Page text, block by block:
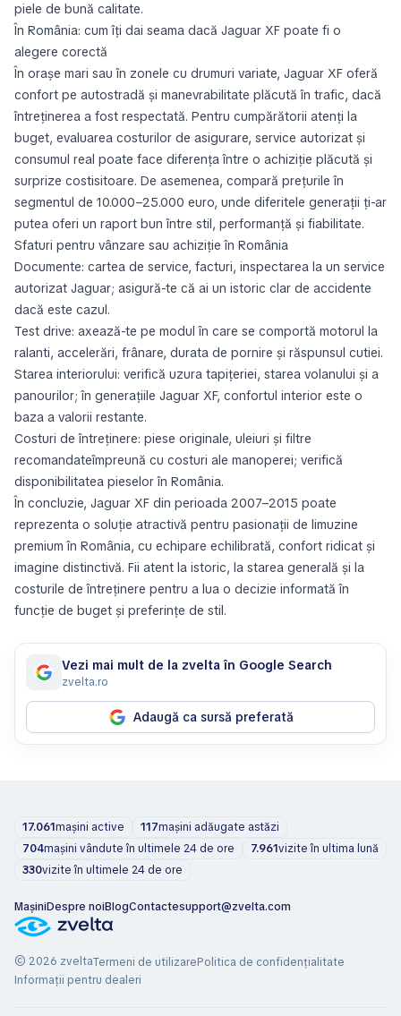
piele de bună calitate.
În România: cum îți dai seama dacă Jaguar XF poate fi o
alegere corectă
În orașe mari sau în zonele cu drumuri variate, Jaguar XF oferă
confort pe autostradă și manevrabilitate plăcută în trafic, dacă
întreținerea a fost respectată. Pentru cumpărătorii atenți la
buget, evaluarea costurilor de asigurare, service autorizat și
consumul real poate face diferența între o achiziție plăcută și
surprize costisitoare. De asemenea, compară prețurile în
segmentul de 10.000–25.000 euro, unde diferitele generații ți-ar
putea oferi un raport bun între stil, performanță și fiabilitate.
Sfaturi pentru vânzare sau achiziție în România
Documente: cartea de service, facturi, inspectarea la un service
autorizat Jaguar; asigură-te că ai un istoric clar de accidente
dacă este cazul.
Test drive: axează-te pe modul în care se comportă motorul la
ralanti, accelerări, frânare, durata de pornire și răspunsul cutiei.
Starea interiorului: verifică uzura tapițeriei, starea volanului și a
panourilor; în generațiile Jaguar XF, confortul interior este o
baza a valorii restante.
Costuri de întreținere: piese originale, uleiuri și filtre
recomandateîmpreună cu costuri ale manoperei; verifică
disponibilitatea pieselor în România.
În concluzie, Jaguar XF din perioada 2007–2015 poate
reprezenta o soluție atractivă pentru pasionații de limuzine
premium în România, cu echipare echilibrată, confort ridicat și
imagine distinctivă. Fii atent la istoric, la starea generală și la
costurile de întreținere pentru a lua o decizie informată în
funcție de buget și preferințe de stil.
Vezi mai mult de la zvelta în Google Search
zvelta.ro
Adaugă ca sursă preferată
17.061mașini active 117mașini adăugate astăzi
704mașini vândute în ultimele 24 de ore 7.961vizite în ultima lună
330vizite în ultimele 24 de ore
MașiniDespre noiBlogContactesupport@zvelta.com
© 2026 zveltaTermeni de utilizarePolitica de confidențialitate
Informații pentru dealeri